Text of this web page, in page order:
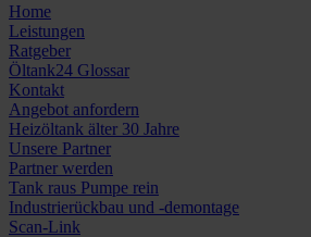
Home
Leistungen
Ratgeber
Öltank24 Glossar
Kontakt
Angebot anfordern
Heizöltank älter 30 Jahre
Unsere Partner
Partner werden
Tank raus Pumpe rein
Industrierückbau und -demontage
Scan-Link